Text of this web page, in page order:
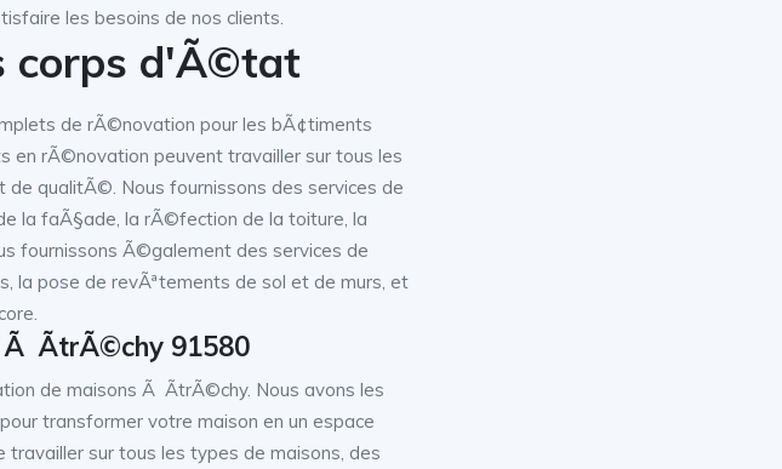
les besoins de nos clients.
corps d'Ã©tat
de rÃ©novation pour les bÃ¢timents
en rÃ©novation peuvent travailler sur tous les
qualitÃ©. Nous fournissons des services de
la faÃ§ade, la rÃ©fection de la toiture, la
fournissons Ã©galement des services de
la pose de revÃªtements de sol et de murs, et
ÃtrÃ©chy 91580
de maisons Ã ÃtrÃ©chy. Nous avons les
transformer votre maison en un espace
sur tous les types de maisons, des